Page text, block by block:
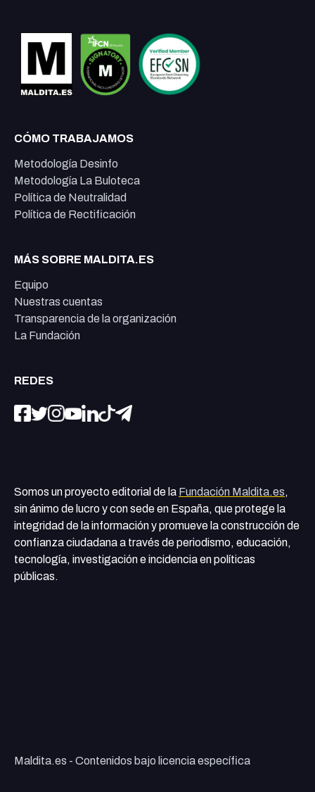
CÓMO TRABAJAMOS
Metodología Desinfo
Metodología La Buloteca
Política de Neutralidad
Política de Rectificación
MÁS SOBRE MALDITA.ES
Equipo
Nuestras cuentas
Transparencia de la organización
La Fundación
REDES
Somos un proyecto editorial de la Fundación Maldita.es,
sin ánimo de lucro y con sede en España, que protege la
integridad de la información y promueve la construcción de
confianza ciudadana a través de periodismo, educación,
tecnología, investigación e incidencia en políticas
públicas.
Maldita.es - Contenidos bajo licencia específica